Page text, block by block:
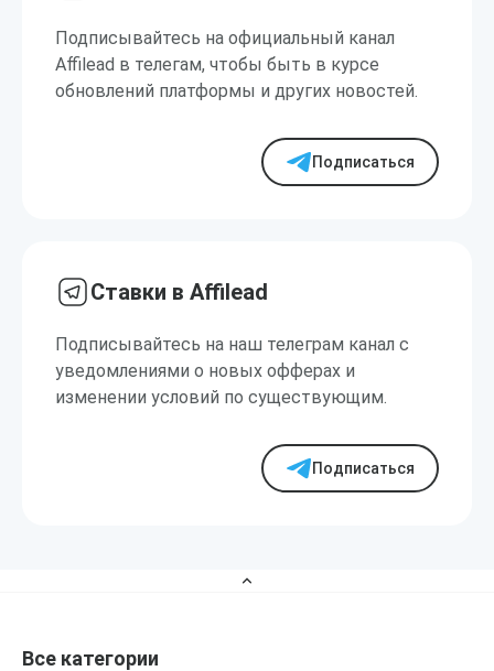
Подписывайтесь на официальный канал
Affilead в телегам, чтобы быть в курсе
обновлений платформы и других новостей.
Подписаться
Ставки в Affilead
Подписывайтесь на наш телеграм канал с
уведомлениями о новых офферах и
изменении условий по существующим.
Подписаться
Все категории